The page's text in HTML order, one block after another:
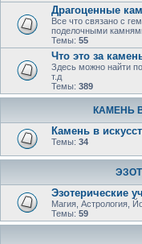
Драгоценные
Все что связано с
поделочными
Темы: 55
Что это за
Здесь можно найти
т.д
Темы: 389
КАМЕНЬ
Камень в
Темы: 34
Эзотерические
Магия, Астрология,
Темы: 59